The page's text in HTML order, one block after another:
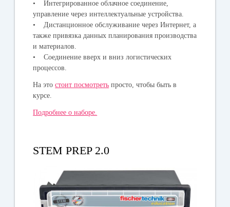
• Интегрированное облачное соединение,
управление через интеллектуальные устройства.
• Дистанционное обслуживание через Интернет, а
также привязка данных планирования производства
и материалов.
• Соединение вверх и вниз логистических
процессов.
На этостоит посмотреть просто, чтобы быть в
курсе.
Подробнее о наборе.
STEM PREP 2.0